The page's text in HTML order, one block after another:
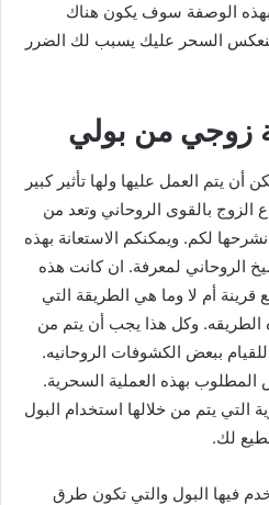
بهذه الوصفة سوف يكون هناك
ينعكس السحر عليك يسبب لك الضرر
زوجي من بولي
يتم العمل عليها ولها تأثير كبير
بالقوى الروحاني وتعد من
لكم. ويمكنكم الاستعانة بهذه
الروحاني لمعرفة. ان كانت هذه
أم لا وما هي الطريقة التي
الطريقه. وكل هذا يجب أن يتم من
ببعض الكشوفات الروحانيه.
بهذه العملية السحرية.
التي يتم من خلالها استخدام البول
لك.
فيها البول والتي تكون طرق